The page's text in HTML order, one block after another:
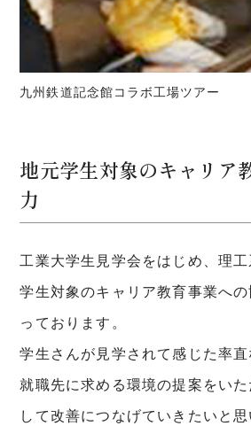
九州鉄道記念館コラボ工場ツアー
地元学生対象のキャリア
力
工業大学生見学会をはじめ、理
学生対象のキャリア教育事業へ
っております。
学生さんが見学されて感じた率直
就職先に求める環境の提案をい
して改善につなげていきたいと思